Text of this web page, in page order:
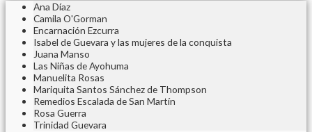
Ana Díaz
Camila O'Gorman
Encarnación Ezcurra
Isabel de Guevara y las mujeres de la conquista
Juana Manso
Las Niñas de Ayohuma
Manuelita Rosas
Mariquita Santos Sánchez de Thompson
Remedios Escalada de San Martín
Rosa Guerra
Trinidad Guevara